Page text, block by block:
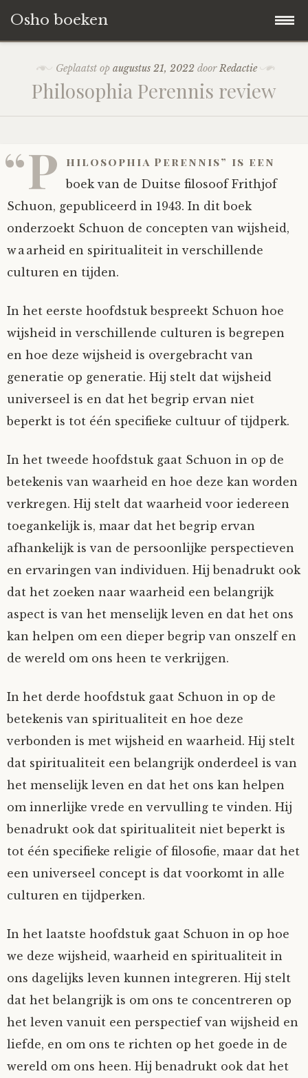
Osho boeken
inhoud
Boeken Reviews
Geplaatst op augustus 21, 2022doorRedactie
Philosophia Perennis review
“P hilosophia Perennis” is een
boek van de Duitse filosoof Frithjof
Schuon, gepubliceerd in 1943. In dit boek
onderzoekt Schuon de concepten van wijsheid,
waarheid en spiritualiteit in verschillende
culturen en tijden.
In het eerste hoofdstuk bespreekt Schuon hoe
wijsheid in verschillende culturen is begrepen
en hoe deze wijsheid is overgebracht van
generatie op generatie. Hij stelt dat wijsheid
universeel is en dat het begrip ervan niet
beperkt is tot één specifieke cultuur of tijdperk.
In het tweede hoofdstuk gaat Schuon in op de
betekenis van waarheid en hoe deze kan worden
verkregen. Hij stelt dat waarheid voor iedereen
toegankelijk is, maar dat het begrip ervan
afhankelijk is van de persoonlijke perspectieven
en ervaringen van individuen. Hij benadrukt ook
dat het zoeken naar waarheid een belangrijk
aspect is van het menselijk leven en dat het ons
kan helpen om een dieper begrip van onszelf en
de wereld om ons heen te verkrijgen.
In het derde hoofdstuk gaat Schuon in op de
betekenis van spiritualiteit en hoe deze
verbonden is met wijsheid en waarheid. Hij stelt
dat spiritualiteit een belangrijk onderdeel is van
het menselijk leven en dat het ons kan helpen
om innerlijke vrede en vervulling te vinden. Hij
benadrukt ook dat spiritualiteit niet beperkt is
tot één specifieke religie of filosofie, maar dat het
een universeel concept is dat voorkomt in alle
culturen en tijdperken.
In het laatste hoofdstuk gaat Schuon in op hoe
we deze wijsheid, waarheid en spiritualiteit in
ons dagelijks leven kunnen integreren. Hij stelt
dat het belangrijk is om ons te concentreren op
het leven vanuit een perspectief van wijsheid en
liefde, en om ons te richten op het goede in de
wereld om ons heen. Hij benadrukt ook dat het